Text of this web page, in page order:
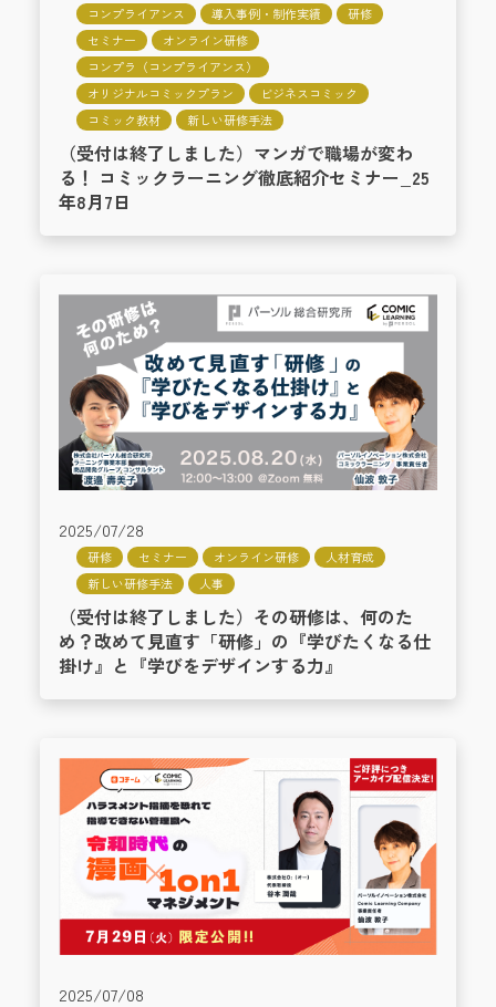
コンプライアンス 導入事例・制作実績
研修
セミナー
オンライン研修
コンプラ（コンプライアンス）
オリジナルコミックプラン
ビジネスコミック
コミック教材
新しい研修手法
（受付は終了しました）マンガで職場が変わ
る！ コミックラーニング徹底紹介セミナー_25
年8月7日
2025/07/28
研修 セミナー オンライン研修
人材育成
新しい研修手法
人事
（受付は終了しました）その研修は、何のた
め？改めて見直す「研修」の『学びたくなる仕
掛け』と『学びをデザインする力』
2025/07/08